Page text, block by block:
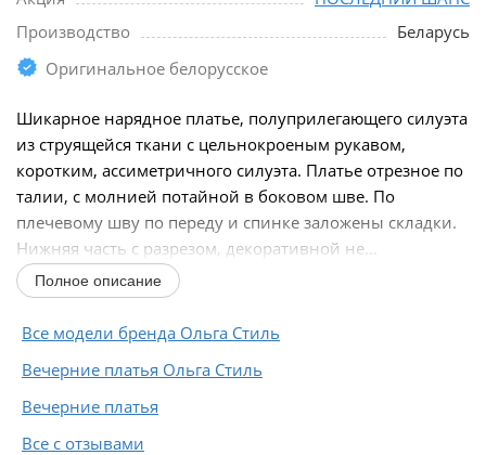
Производство
Беларусь
Оригинальное белорусское
Шикарное нарядное платье, полуприлегающего силуэта
из струящейся ткани с цельнокроеным рукавом,
коротким, ассиметричного силуэта. Платье отрезное по
талии, с молнией потайной в боковом шве. По
плечевому шву по переду и спинке заложены складки.
Нижняя часть с разрезом, декоративной не...
Полное описание
Все модели бренда Ольга Стиль
Вечерние платья Ольга Стиль
Вечерние платья
Все с отзывами